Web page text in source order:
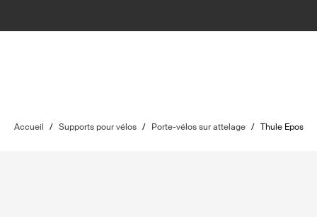
Accueil / Supports pour vélos / Porte-vélos sur attelage / Thule Epos